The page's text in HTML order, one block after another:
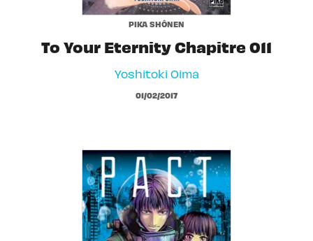
PIKA SHÔNEN
To Your Eternity Chapitre 011
Yoshitoki Oima
01/02/2017